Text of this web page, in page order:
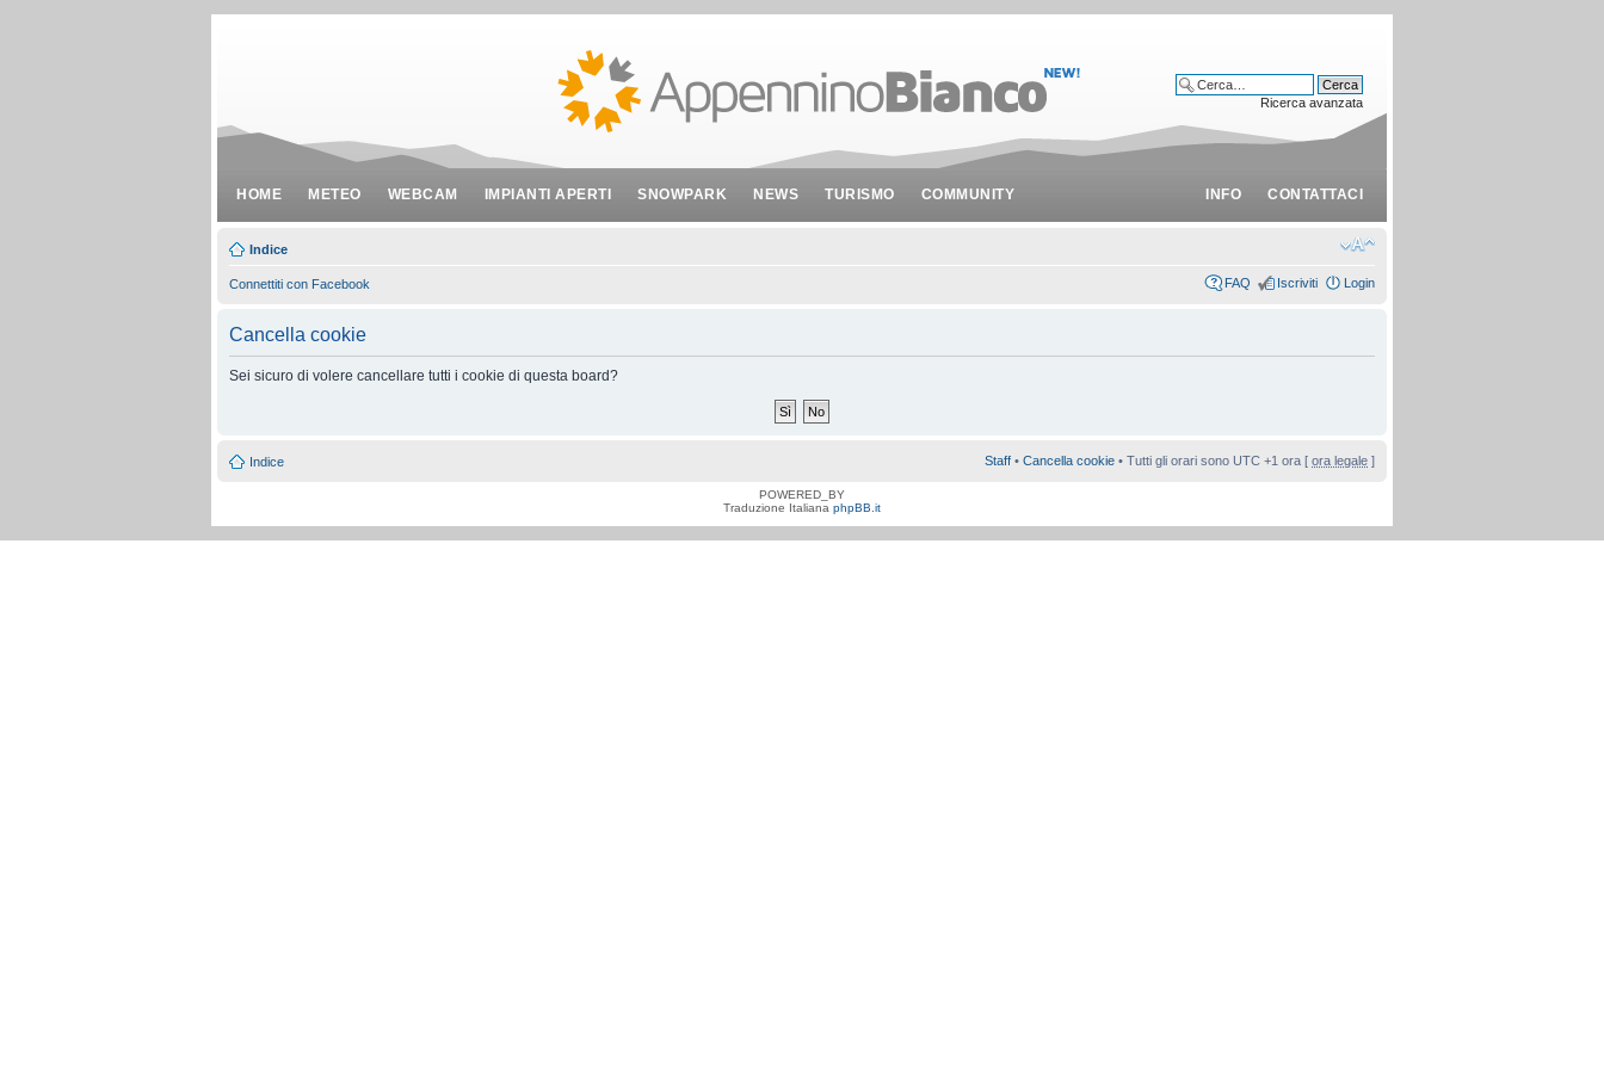
HOME METEO WEBCAM IMPIANTI APERTI SNOWPARK NEWS TURISMO COMMUNITY INFO CONTATTACI
Ricerca avanzata
Indice
Connettiti con Facebook FAQ Iscriviti Login
Cancella cookie
Sei sicuro di volere cancellare tutti i cookie di questa board?
Indice Staff • Cancella cookie • Tutti gli orari sono UTC +1 ora [ ora legale ]
POWERED_BY
Traduzione Italiana phpBB.it